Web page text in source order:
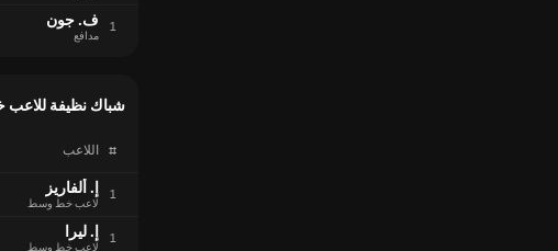
1 ف. جون
مدافع
شباك نظيفة
# اللاعب
1
إ. ألفاريز
لاعب خط وسط
1 إ. ليرا
لاعب خط وسط